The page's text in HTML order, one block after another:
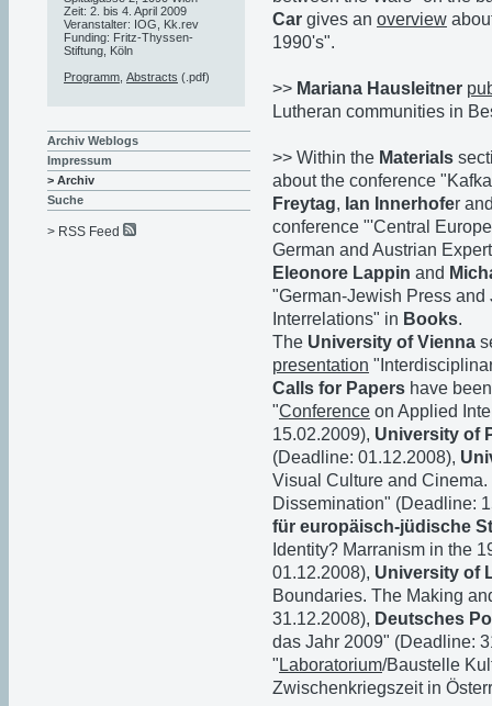
Car gives an overview
1990's".
>> Mariana Hausleitner
Lutheran communities in
>> Within the Materials
about the conference
Freytag, Ian Innerhofer
conference "'Central
German and Austrian
Eleonore Lappin and
"German-Jewish Press
Interrelations" in Books.
The University of Vienna
presentation
Calls for Papers have
"Conference on Applied
15.02.2009), University of
(Deadline: 01.12.2008),
Visual Culture and
Dissemination" (Deadline:
für europäisch-jüdische
Identity? Marranism in the
01.12.2008), University of
Boundaries. The Making
31.12.2008), Deutsches
das Jahr 2009" (Deadline:
" Laboratorium/Baustelle
Zwischenkriegszeit in
Zeit: 2. bis 4. April 2009
Veranstalter: IOG, Kk.rev
Funding: Fritz-Thyssen-
Stiftung, Köln
Programm Abstracts (.pdf)
Archiv Weblogs
Impressum
> Archiv
Suche
> RSS Feed